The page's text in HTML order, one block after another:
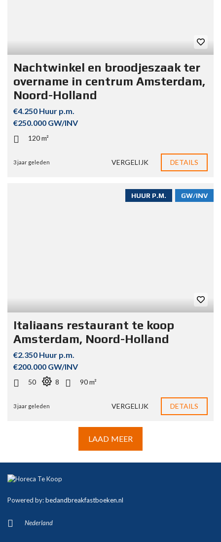
Nachtwinkel en broodjeszaak ter
overname in centrum Amsterdam,
Noord-Holland
€4.250 Huur p.m.
€250.000 GW/INV
120 m²
3 jaar geleden VERGELIJK DETAILS
GW/INV
HUUR P.M.
Italiaans restaurant te koop
Amsterdam, Noord-Holland
€2.350 Huur p.m.
€200.000 GW/INV
50 8 90 m²
3 jaar geleden VERGELIJK DETAILS
LAAD MEER
Powered by:bedandbreakfastboeken.nl
Nederland